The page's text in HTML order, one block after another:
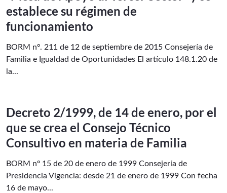
establece su régimen de
funcionamiento
BORM nº. 211 de 12 de septiembre de 2015 Consejería de
Familia e Igualdad de Oportunidades El artículo 148.1.20 de
la...
Decreto 2/1999, de 14 de enero, por el
que se crea el Consejo Técnico
Consultivo en materia de Familia
BORM nº 15 de 20 de enero de 1999 Consejería de
Presidencia Vigencia: desde 21 de enero de 1999 Con fecha
16 de mayo...